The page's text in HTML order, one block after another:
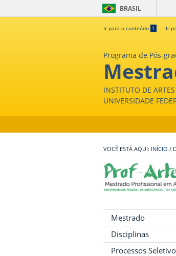
BRASIL
Ir para o conteúdo 1 Ir
Programa de Pós-
INSTITUTO DE ARTES
UNIVERSIDADE
INÍCIO /
Mestrado
Disciplinas
Processos